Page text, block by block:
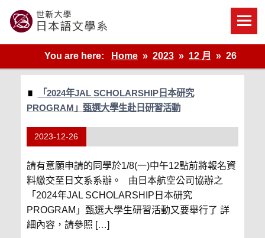
content
世新大學教學單位的網站
You are here:
Home 2023 12 月 26
「2024年JAL SCHOLARSHIP日本研究
PROGRAM」甄選大學生赴日研習活動
2023-12-26
請有意願申請的同學於1/8(一)中午12點前將報名資
料繳交至日文系系辦。 由日本航空公司協辦之
「2024年JAL SCHOLARSHIP日本研究
PROGRAM」甄選大學生研習活動又要舉行了 詳
細內容，請參照 […]